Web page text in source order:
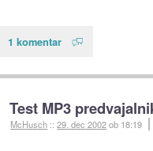
1 komentar
Test MP3
McHusch ::29. dec 2002ob 18:19